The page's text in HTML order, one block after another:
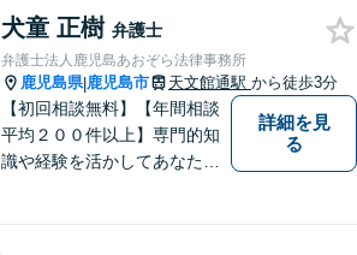
犬童 正樹 弁護士
弁護士法人鹿児島あおぞら法律事務所
鹿児島県|鹿児島市 天文館通駅 から徒歩3分
【初回相談無料】【年間相談
平均２００件以上】専門的知
識や経験を活かしてあなたの
詳細を見
る